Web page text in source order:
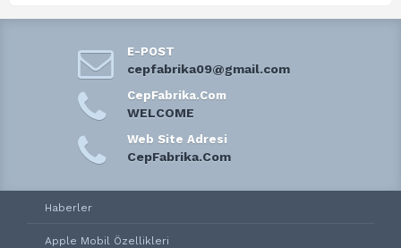
E-POST
cepfabrika09@gmail.com
CepFabrika.Com
WELCOME
Web Site Adresi
CepFabrika.Com
Haberler
Apple Mobil Özellikleri